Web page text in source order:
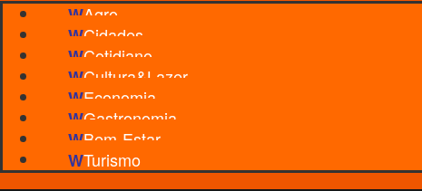
WAgro
WCidades
WCotidiano
WCultura&Lazer
WEconomia
WGastronomia
WBem-Estar
WTurismo